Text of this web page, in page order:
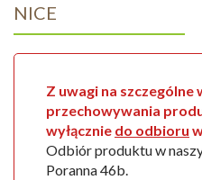
NICE
Z uwagi na szczególne
przechowywania
wyłącznie do odbioru
Odbiór produktu w
Poranna 46b.